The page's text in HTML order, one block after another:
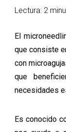
Lectura: 2
El
que consiste
con
que
necesidades
Es conocido